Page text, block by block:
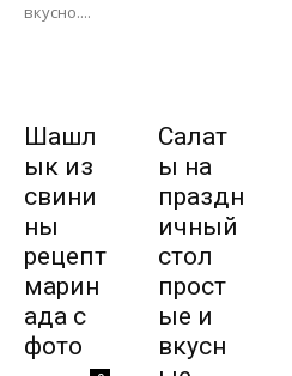
вкусно....
Шашл
ык из
свини
ны
рецепт
марин
ада с
фото
Салат
ы на
праздн
ичный
стол
прост
ые и
вкусн